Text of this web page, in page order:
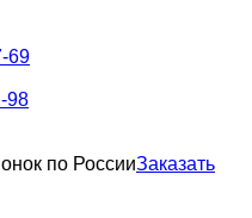
69
98
по РоссииЗаказать